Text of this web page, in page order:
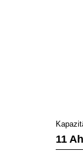
11 Ah